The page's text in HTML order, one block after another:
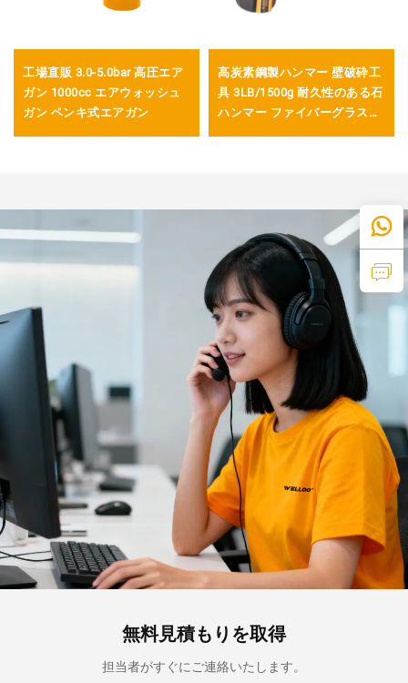
工場直販 3.0-5.0bar 高圧エア
ガン 1000cc エアウォッシュ
ガン ペンキ式エアガン
高炭素鋼製ハンマー 壁破砕工
具 3LB/1500g 耐久性のある石
ハンマー ファイバーグラスハ
無料見積もりを取得
担当者がすぐにご連絡いたします。